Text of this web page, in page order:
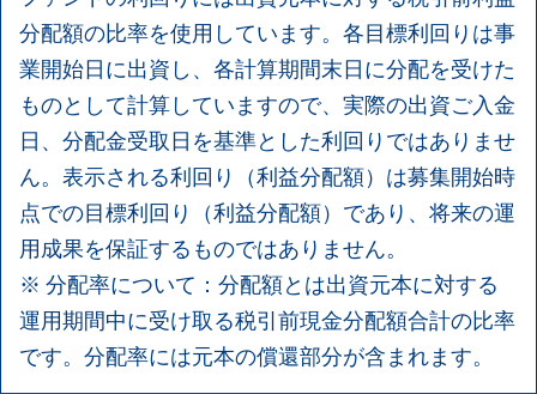
分配額の比率を使用しています。各目標利回りは事
業開始日に出資し、各計算期間末日に分配を受けた
ものとして計算していますので、実際の出資ご入金
日、分配金受取日を基準とした利回りではありませ
ん。表示される利回り（利益分配額）は募集開始時
点での目標利回り（利益分配額）であり、将来の運
用成果を保証するものではありません。
※ 分配率について：分配額とは出資元本に対する
運用期間中に受け取る税引前現金分配額合計の比率
です。分配率には元本の償還部分が含まれます。